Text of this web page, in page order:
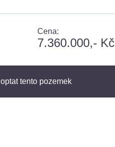
Cena:
7.360.000,- Kč
Poptat tento pozemek